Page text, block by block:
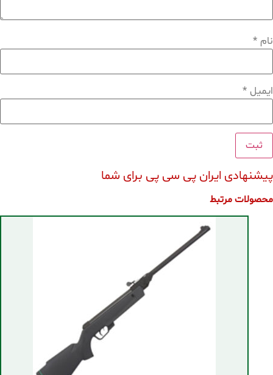
نام *
ایمیل *
پیشنهادی ایران پی سی پی برای شما
محصولات مرتبط